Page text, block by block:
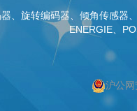
、旋转编码器、 倾角传感器
ENERGIE、
沪公